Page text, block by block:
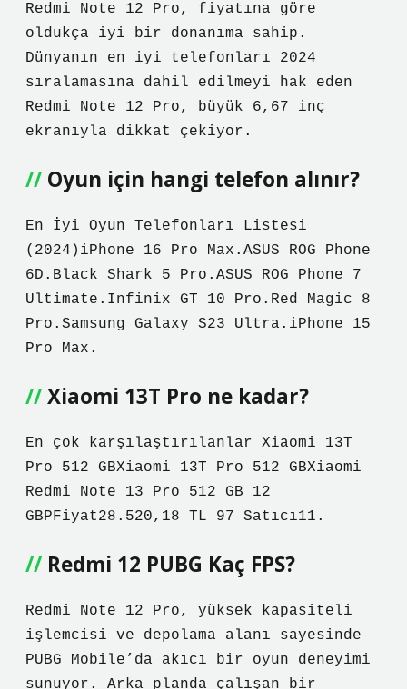
Redmi Note 12 Pro, fiyatına göre
oldukça iyi bir donanıma sahip.
Dünyanın en iyi telefonları 2024
sıralamasına dahil edilmeyi hak eden
Redmi Note 12 Pro, büyük 6,67 inç
ekranıyla dikkat çekiyor.
Oyun için hangi telefon alınır?
En İyi Oyun Telefonları Listesi
(2024)iPhone 16 Pro Max.ASUS ROG Phone
6D.Black Shark 5 Pro.ASUS ROG Phone 7
Ultimate.Infinix GT 10 Pro.Red Magic 8
Pro.Samsung Galaxy S23 Ultra.iPhone 15
Pro Max.
Xiaomi 13T Pro ne kadar?
En çok karşılaştırılanlar Xiaomi 13T
Pro 512 GBXiaomi 13T Pro 512 GBXiaomi
Redmi Note 13 Pro 512 GB 12
GBPFiyat28.520,18 TL 97 Satıcı11.
Redmi 12 PUBG Kaç FPS?
Redmi Note 12 Pro, yüksek kapasiteli
işlemcisi ve depolama alanı sayesinde
PUBG Mobile’da akıcı bir oyun deneyimi
sunuyor. Arka planda çalışan bir